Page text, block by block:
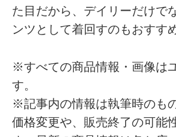
た目だから、デイリーだけで
ンツとして着回すのもおすすめ
※すべての商品情報・画像は
す。
※記事内の情報は執筆時のも
価格変更や、販売終了の可能